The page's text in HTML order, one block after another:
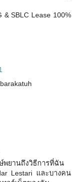
& SBLC Lease 100%
พยานถึงวิธีการที่ฉัน
Lestari และบางคน